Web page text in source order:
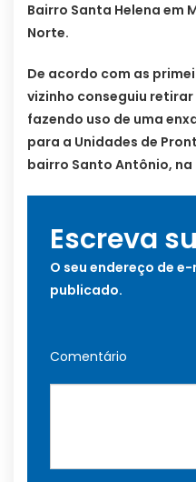
Bairro Santa Helena em
Norte.
De acordo com as
vizinho conseguiu
fazendo uso de uma
para a Unidades de
bairro Santo Antônio,
Escreva
O seu endereço de
publicado.
Comentário